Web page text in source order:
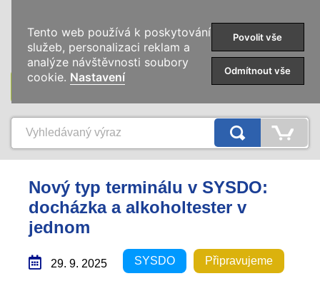
KATEGORIE
Nový typ terminálu v SYSDO:
docházka a alkoholtester v
jednom
29. 9. 2025 SYSDO Připravujeme
Tento web používá k poskytování
služeb, personalizaci reklam a
analýze návštěvnosti soubory
cookie. Nastavení
Povolit vše
Odmítnout vše